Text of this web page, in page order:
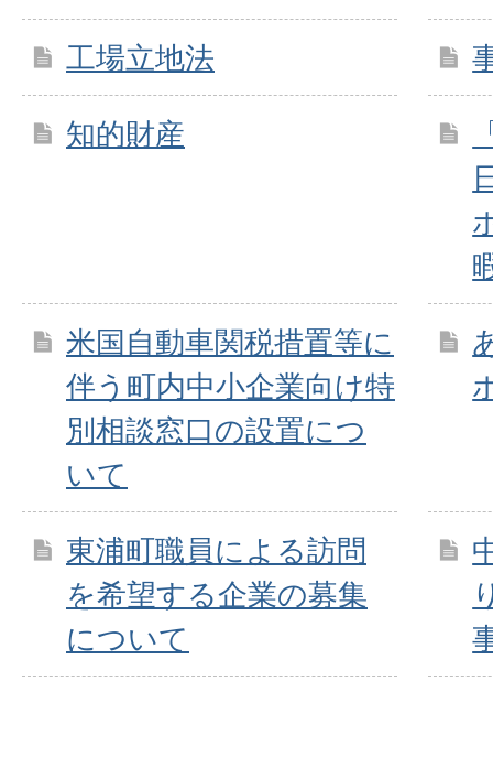
工場立地法
知的財産
米国自動車関税措置等に
伴う町内中小企業向け特
別相談窓口の設置につ
いて
東浦町職員による訪問
を希望する企業の募集
について